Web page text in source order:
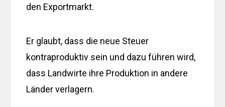
den Exportmarkt.
Er glaubt, dass die neue Steuer
kontraproduktiv sein und dazu führen wird,
dass Landwirte ihre Produktion in andere
Länder verlagern.